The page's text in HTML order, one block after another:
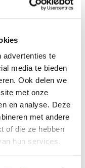
advertenties te
media te bieden
Ook delen we
met onze
en analyse. Deze
met andere
of die ze hebben
hun services.